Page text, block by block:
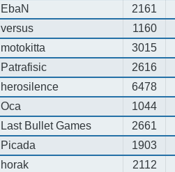
EbaN 2161
versus 1160
motokitta 3015
Patrafisic 2616
herosilence 6478
Oca 1044
Last Bullet Games 2661
Picada 1903
horak 2112